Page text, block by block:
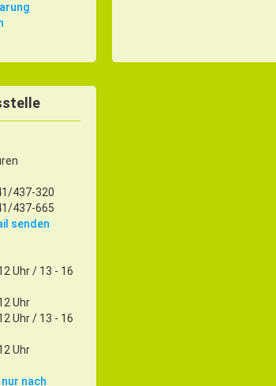
437-320
437-665
senden
Uhr / 13 - 16
Uhr
Uhr / 13 - 16
Uhr
nach